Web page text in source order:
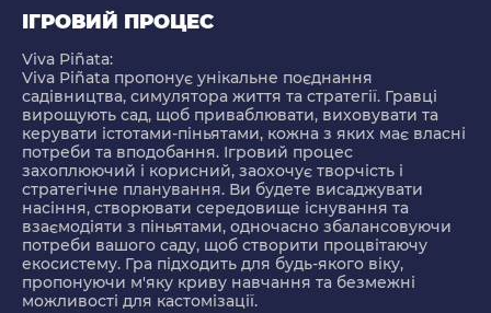
ІГРОВИЙ ПРОЦЕС
Viva Piñata:
Viva Piñata пропонує унікальне поєднання
садівництва, симулятора життя та стратегії. Гравці
вирощують сад, щоб приваблювати, виховувати та
керувати істотами-піньятами, кожна з яких має власні
потреби та вподобання. Ігровий процес
захоплюючий і корисний, заохочує творчість і
стратегічне планування. Ви будете висаджувати
насіння, створювати середовище існування та
взаємодіяти з піньятами, одночасно збалансовуючи
потреби вашого саду, щоб створити процвітаючу
екосистему. Гра підходить для будь-якого віку,
пропонуючи м'яку криву навчання та безмежні
можливості для кастомізації.